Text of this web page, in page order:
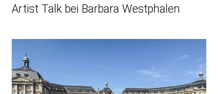
Artist Talk bei Barbara Westphalen